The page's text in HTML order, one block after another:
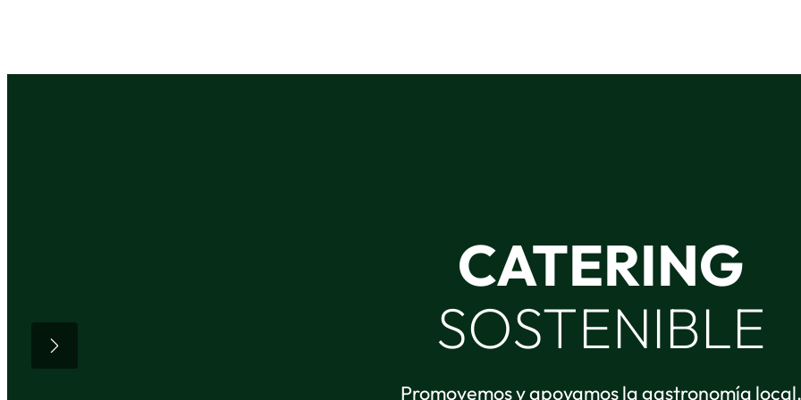
CATERING
SOSTENIBLE
Promovemos y apoyamos la gastronomía local.